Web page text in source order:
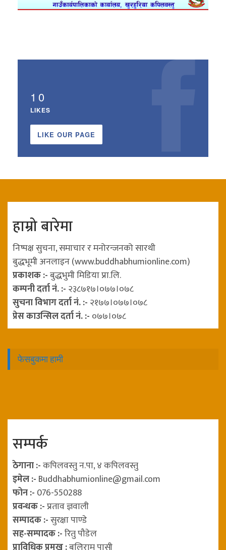
10
LIKES
LIKE OUR PAGE
हाम्रो बारेमा
निष्पक्ष सुचना, समाचार र मनोरन्जनको सारथी
बुद्धभूमी अनलाइन (www.buddhabhumionline.com)
प्रकाशक :-बुद्धभुमी मिडिया प्रा.लि.
कम्पनी दर्ता नं. :- २३८७१७।०७७।०७८
सुचना विभाग दर्ता नं. :- २१७७।०७७।०७८
प्रेस काउन्सिल दर्ता नं. :- ०७७।०७८
फेसबुकमा हामी
सम्पर्क
ठेगाना :-कपिलवस्तु न.पा, ४ कपिलवस्तु
इमेल :- Buddhabhumionline@gmail.com
फोन :- 076-550288
प्रवन्धक :-प्रताव ज्ञवाली
सम्पादक :-सुरक्षा पाण्डे
सह-सम्पादक :-रितु पौडेल